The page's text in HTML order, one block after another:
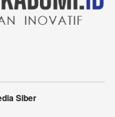
Siber